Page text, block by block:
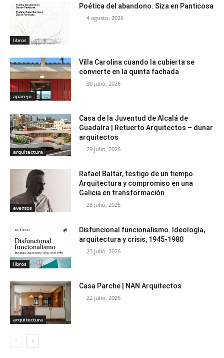
libros
Poética del abandono. Siza en Panticosa
4 agosto, 2026
aparejo
Villa Carolina cuando la cubierta se
convierte en la quinta fachada
30 julio, 2026
arquitectura
Casa de la Juventud de Alcalá de
Guadaíra | Retuerto Arquitectos – dunar
arquitectos
29 julio, 2026
eventos
Rafael Baltar, testigo de un tiempo.
Arquitectura y compromiso en una
Galicia en transformación
28 julio, 2026
libros
Disfuncional funcionalismo. Ideología,
arquitectura y crisis, 1945-1980
23 julio, 2026
arquitectura
Casa Parche | NAN Arquitectos
22 julio, 2026